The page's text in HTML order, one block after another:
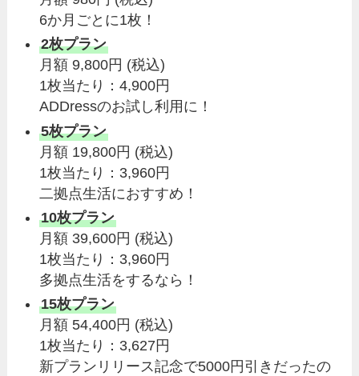
6か月ごとに1枚！
2枚プラン
月額 9,800円 (税込)
1枚当たり：4,900円
ADDressのお試し利用に！
5枚プラン
月額 19,800円 (税込)
1枚当たり：3,960円
二拠点生活におすすめ！
10枚プラン
月額 39,600円 (税込)
1枚当たり：3,960円
多拠点生活をするなら！
15枚プラン
月額 54,400円 (税込)
1枚当たり：3,627円
新プランリリース記念で5000円引きだったの